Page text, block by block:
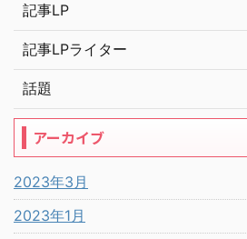
記事LP
記事LPライター
話題
アーカイブ
2023年3月
2023年1月